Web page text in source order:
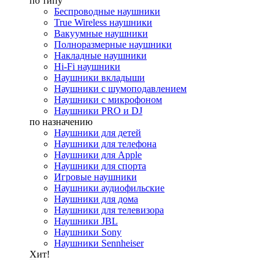
Беспроводные наушники
True Wireless наушники
Вакуумные наушники
Полноразмерные наушники
Накладные наушники
Hi-Fi наушники
Наушники вкладыши
Наушники с шумоподавлением
Наушники с микрофоном
Наушники PRO и DJ
по назначению
Наушники для детей
Наушники для телефона
Наушники для Apple
Наушники для спорта
Игровые наушники
Наушники аудиофильские
Наушники для дома
Наушники для телевизора
Наушники JBL
Наушники Sony
Наушники Sennheiser
Хит!